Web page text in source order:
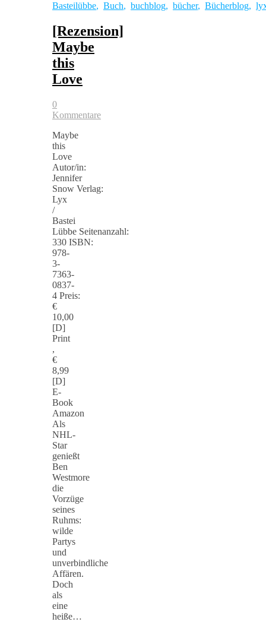
Basteilübbe, Buch, buchblog, bücher, Bücherblog,
[Rezension]
Maybe
this
Love
0
Kommentare
Maybe
this
Love
Autor/in:
Jennifer
Snow Verlag:
Lyx
/
Bastei
Lübbe Seitenanzahl:
330 ISBN:
978-
3-
7363-
0837-
4 Preis:
€
10,00
[D]
Print
,
€
8,99
[D]
E-
Book
Amazon
Als
NHL-
Star
genießt
Ben
Westmore
die
Vorzüge
seines
Ruhms:
wilde
Partys
und
unverbindliche
Affären.
Doch
als
eine
heiße…